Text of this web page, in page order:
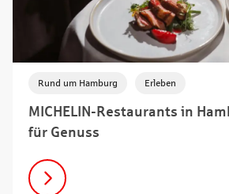
MICHELIN-Restaurants in
für Genuss
Rund um Hamburg Erleben